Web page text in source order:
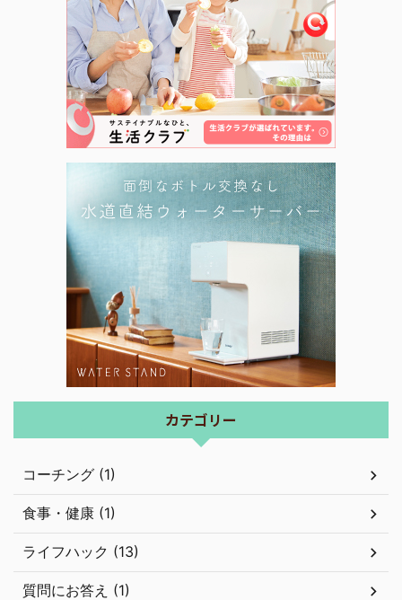
カテゴリー
コーチング (1)
食事・健康 (1)
ライフハック (13)
質問にお答え (1)